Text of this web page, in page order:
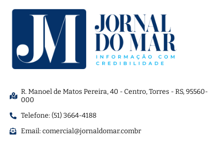
R. Manoel de Matos Pereira, 40 - Centro, Torres - RS, 95560-
000
Telefone: (51) 3664-4188
Email:comercial@jornaldomar.combr